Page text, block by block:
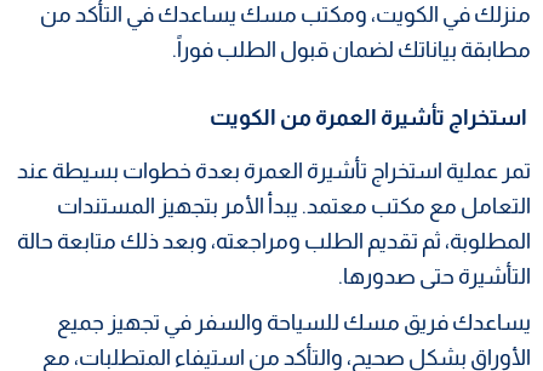
منزلك في الكويت، ومكتب مسك يساعدك في التأكد من
مطابقة بياناتك لضمان قبول الطلب فوراً.
استخراج تأشيرة العمرة من الكويت
تمر عملية استخراج تأشيرة العمرة بعدة خطوات بسيطة عند
التعامل مع مكتب معتمد. يبدأ الأمر بتجهيز المستندات
المطلوبة، ثم تقديم الطلب ومراجعته، وبعد ذلك متابعة حالة
التأشيرة حتى صدورها.
يساعدك فريق مسك للسياحة والسفر في تجهيز جميع
الأوراق بشكل صحيح، والتأكد من استيفاء المتطلبات، مع